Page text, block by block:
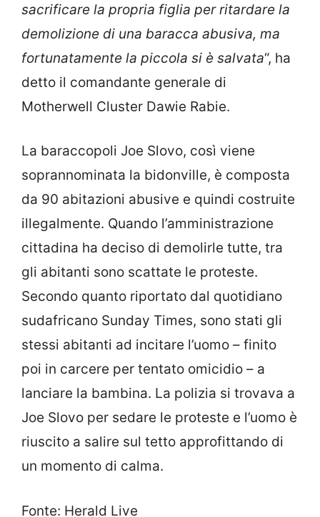
sacrificare la propria figlia per ritardare la
demolizione di una baracca abusiva, ma
fortunatamente la piccola si è salvata“, ha
detto il comandante generale di
Motherwell Cluster Dawie Rabie.
La baraccopoli Joe Slovo, così viene
soprannominata la bidonville, è composta
da 90 abitazioni abusive e quindi costruite
illegalmente. Quando l’amministrazione
cittadina ha deciso di demolirle tutte, tra
gli abitanti sono scattate le proteste.
Secondo quanto riportato dal quotidiano
sudafricano Sunday Times, sono stati gli
stessi abitanti ad incitare l’uomo – finito
poi in carcere per tentato omicidio – a
lanciare la bambina. La polizia si trovava a
Joe Slovo per sedare le proteste e l’uomo è
riuscito a salire sul tetto approfittando di
un momento di calma.
Fonte: Herald Live